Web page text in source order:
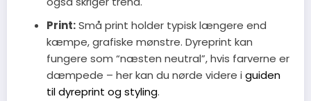
Print:Små print holder typisk længere end
kæmpe, grafiske mønstre. Dyreprint kan
fungere som “næsten neutral”, hvis farverne er
dæmpede – her kan du nørde videre i guiden
til dyreprint og styling.